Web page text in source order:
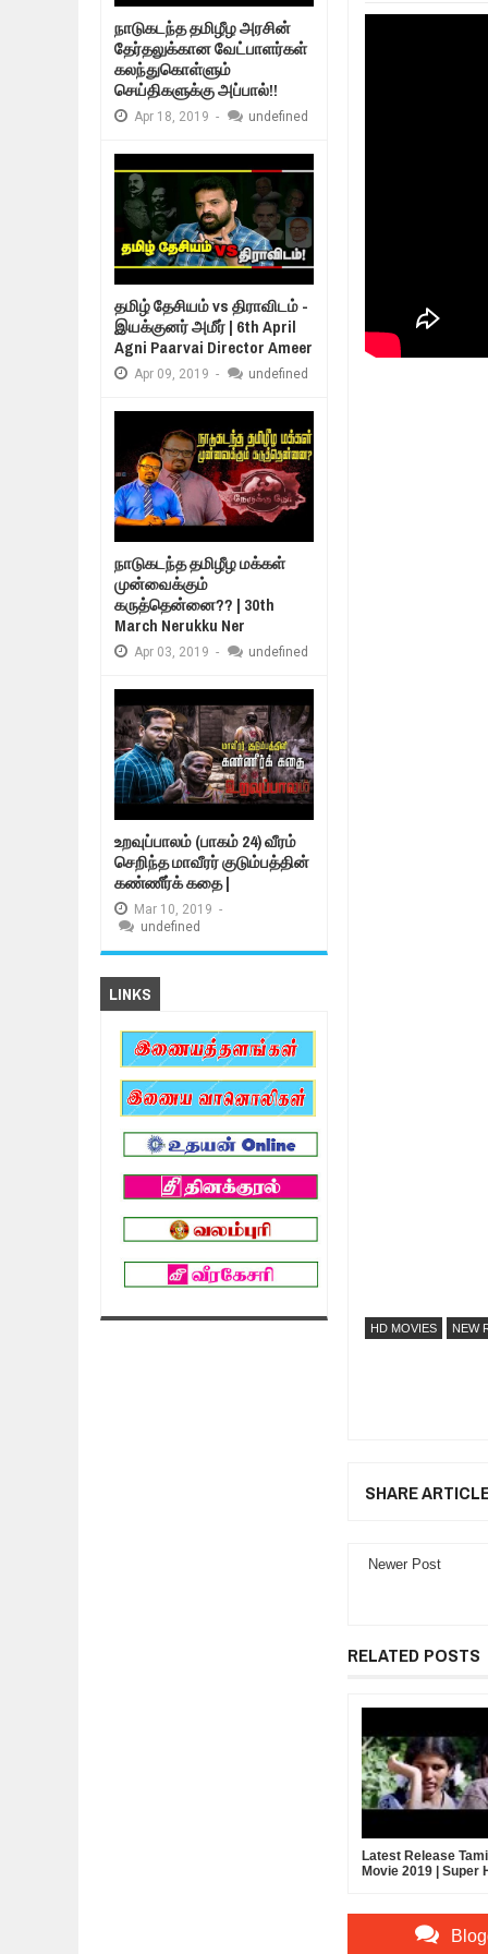
Mar
MORE INTERNATIONAL NGOS
Feb
Feb
நாடுகடந்த தமிழீழ அரசாங்கத்தின்
Feb
HD MOVIES NEW
SHARE
Newer Post
RELATED POSTS
Latest Release Tamil
Movie 2019 | Super
நாடுகடந்த தமிழீழ அரசின்
தேர்தலுக்கான வேட்பாளர்கள்
கலந்துகொள்ளும்
செய்திகளுக்கு அப்பால்!!
Apr 18, 2019 - undefined
தமிழ் தேசியம் vs திராவிடம் -
இயக்குனர் அமீர் | 6th April
Agni Paarvai Director Ameer
Apr 09, 2019 - undefined
நாடுகடந்த தமிழீழ மக்கள்
முன்வைக்கும்
கருத்தென்னை?? | 30th
March Nerukku Ner
Apr 03, 2019 - undefined
உறவுப்பாலம் (பாகம் 24) வீரம்
செறிந்த மாவீரர் குடும்பத்தின்
கண்ணீர்க் கதை |
Mar 10, 2019 -
undefined
LINKS